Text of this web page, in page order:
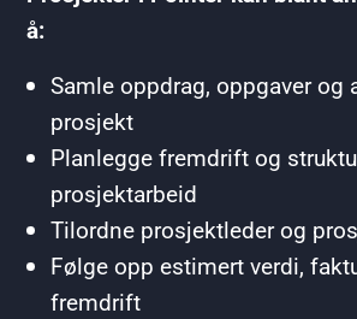
å:
Samle oppdrag, oppgaver og
prosjekt
Planlegge fremdrift og
prosjektarbeid
Tilordne prosjektleder og
Følge opp estimert verdi,
fremdrift